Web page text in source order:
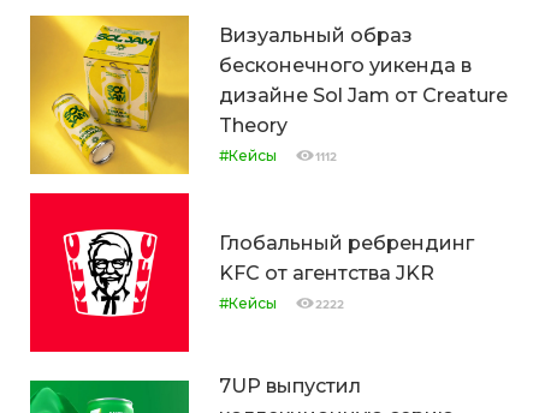
Визуальный образ
бесконечного уикенда в
дизайне Sol Jam от Creature
Theory
#Кейсы 1112
Глобальный ребрендинг
KFC от агентства JKR
#Кейсы 2222
7UP выпустил